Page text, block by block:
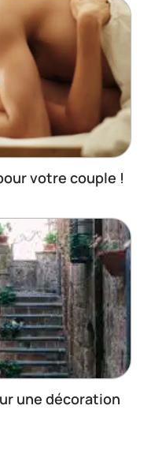
votre couple !
une décoration